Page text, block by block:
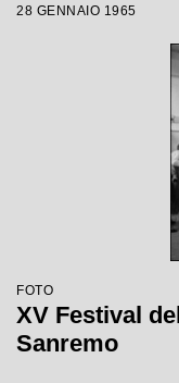
28 GENNAIO 1965
FOTO
XV Festival
Sanremo